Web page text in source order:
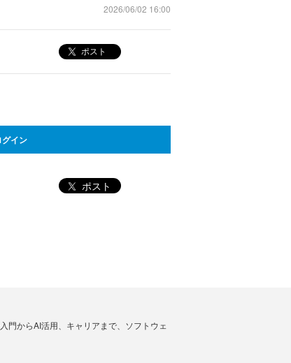
2026/06/02 16:00
ポスト
グイン
ポスト
門からAI活用、キャリアまで、ソフトウェ